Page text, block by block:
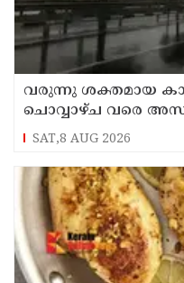
വരുന്നു ശക്തമായ
ചൊവ്വാഴ്ച വരെ
SAT,8 AUG 2026